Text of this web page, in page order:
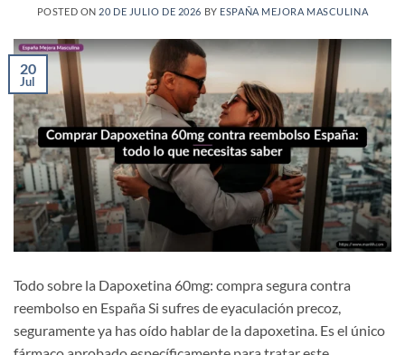
POSTED ON 20 DE JULIO DE 2026 BY ESPAÑA MEJORA MASCULINA
20
Jul
Todo sobre la Dapoxetina 60mg: compra segura contra
reembolso en España Si sufres de eyaculación precoz,
seguramente ya has oído hablar de la dapoxetina. Es el único